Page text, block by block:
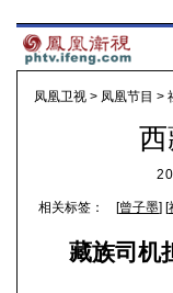
凤凰卫视 > 凤凰节目 >
西
相关标签： [曾子墨] [
藏族司机